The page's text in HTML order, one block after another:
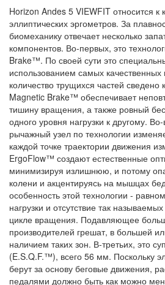
Horizon Andes 5 VIEWFIT относится к
эллиптических эргометров. За
биомеханику отвечает несколько
компонентов. Во-первых, это
Brake™. По своей сути это
использованием самых качественных
количество трущихся частей
Magnetic Brake™ обеспечивает
тишину вращения, а также ровный
одного уровня нагрузки к другому.
рычажный узел по технологии
каждой точке траектории движения
ErgoFlow™ создают естественные
минимизируя излишнюю, и потому
колени и акцентируясь на мышцах
особенность этой технологии -
нагрузки и отсутствие так
цикле вращения. Подавляющее
производителей грешат, в большей
наличием таких зон. В-третьих, это
(E.S.Q.F.™), всего 56 мм. Поскольку
берут за основу беговые движения,
педалями должно быть как можно